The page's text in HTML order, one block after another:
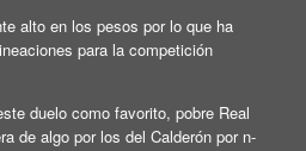
alto en los pesos por lo que ha
para la competición
duelo como favorito, pobre Real
de algo por los del Calderón por n-